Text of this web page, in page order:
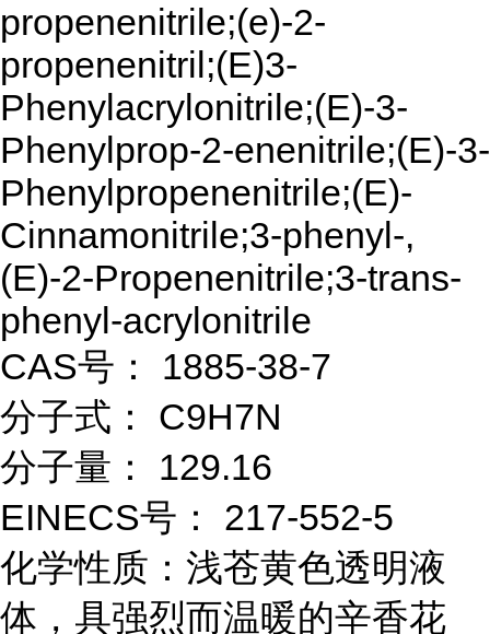
propenenitrile;(e)-2-
propenenitril;(E)3-
Phenylacrylonitrile;(E)-3-
Phenylprop-2-enenitrile;(E)-3-
Phenylpropenenitrile;(E)-
Cinnamonitrile;3-phenyl-,
(E)-2-Propenenitrile;3-trans-
phenyl-acrylonitrile
CAS号： 1885-38-7
分子式： C9H7N
分子量： 129.16
EINECS号： 217-552-5
化学性质：浅苍黄色透明液
体，具强烈而温暖的辛香花